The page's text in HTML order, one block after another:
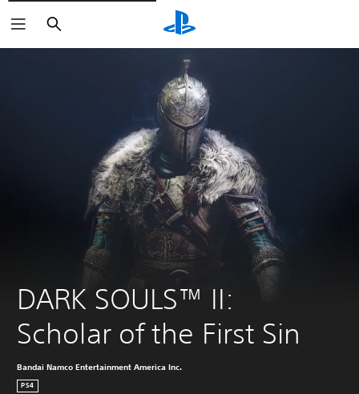
Buscar
DARK SOULS™ II:
Scholar of the First Sin
Bandai Namco Entertainment America Inc.
PS4